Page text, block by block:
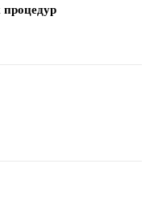
процедур